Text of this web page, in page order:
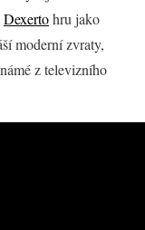
Dexertohru jako
moderní zvraty,
z televizního